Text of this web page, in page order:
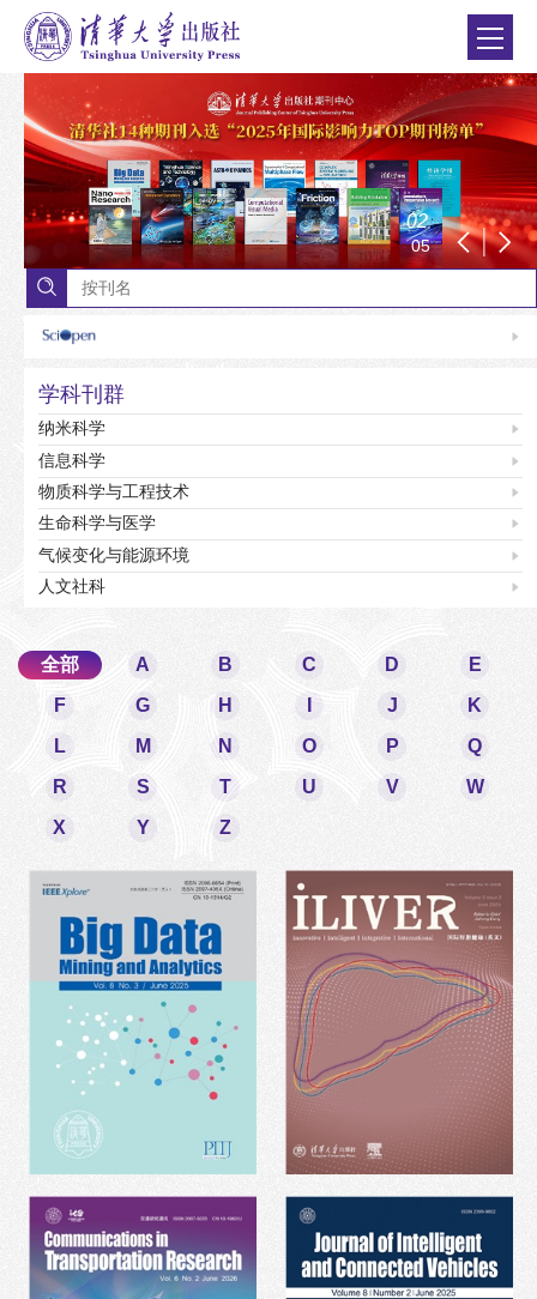
学科刊群
纳米科学
信息科学
物质科学与工程技术
生命科学与医学
气候变化与能源环境
人文社科
02
05
全部 A B C D
E
F
G H J
K
L
M N O P
Q
R
S T U V
W
X
Y Z